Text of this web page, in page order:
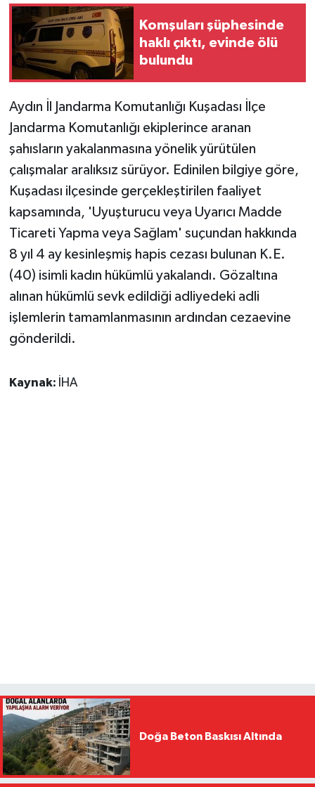
Komşuları şüphesinde
haklı çıktı, evinde ölü
bulundu
Aydın İl Jandarma Komutanlığı Kuşadası İlçe
Jandarma Komutanlığı ekiplerince aranan
şahısların yakalanmasına yönelik yürütülen
çalışmalar aralıksız sürüyor. Edinilen bilgiye göre,
Kuşadası ilçesinde gerçekleştirilen faaliyet
kapsamında, 'Uyuşturucu veya Uyarıcı Madde
Ticareti Yapma veya Sağlam' suçundan hakkında
8 yıl 4 ay kesinleşmiş hapis cezası bulunan K.E.
(40) isimli kadın hükümlü yakalandı. Gözaltına
alınan hükümlü sevk edildiği adliyedeki adli
işlemlerin tamamlanmasının ardından cezaevine
gönderildi.
Kaynak: İHA
Doğa Beton Baskısı Altında